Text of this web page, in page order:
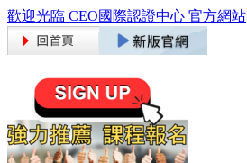
歡迎光臨 CEO國際認證中心 官方網站